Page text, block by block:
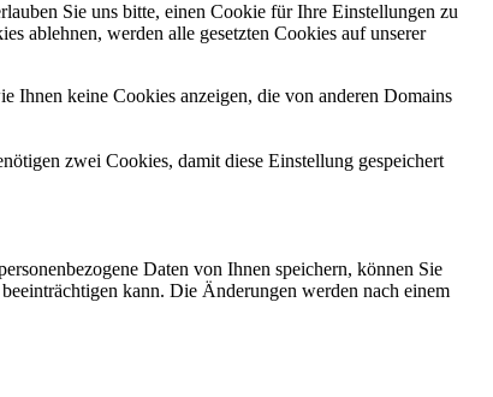
Sie uns bitte, einen Cookie für Ihre Einstellungen zu
ablehnen, werden alle gesetzten Cookies auf unserer
Ihnen keine Cookies anzeigen, die von anderen Domains
zwei Cookies, damit diese Einstellung gespeichert
Daten von Ihnen speichern, können Sie
kann. Die Änderungen werden nach einem